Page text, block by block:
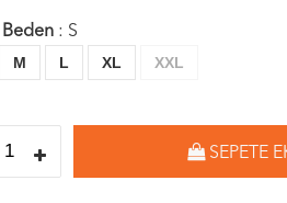
: S
M L XL XXL
SEPETE